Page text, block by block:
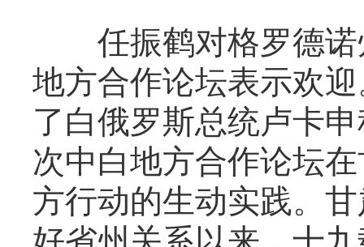
任振鹤对格罗德诺
地方合作论坛表示欢
了白俄罗斯总统卢卡
次中白地方合作论坛
方行动的生动实践。